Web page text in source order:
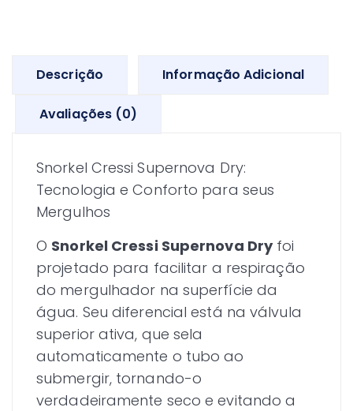
Descrição Informação Adicional
Avaliações (0)
Snorkel Cressi Supernova Dry:
Tecnologia e Conforto para seus
Mergulhos
O Snorkel Cressi Supernova Dryfoi
projetado para facilitar a respiração
do mergulhador na superfície da
água. Seu diferencial está na válvula
superior ativa, que sela
automaticamente o tubo ao
submergir, tornando-o
verdadeiramente seco e evitando a